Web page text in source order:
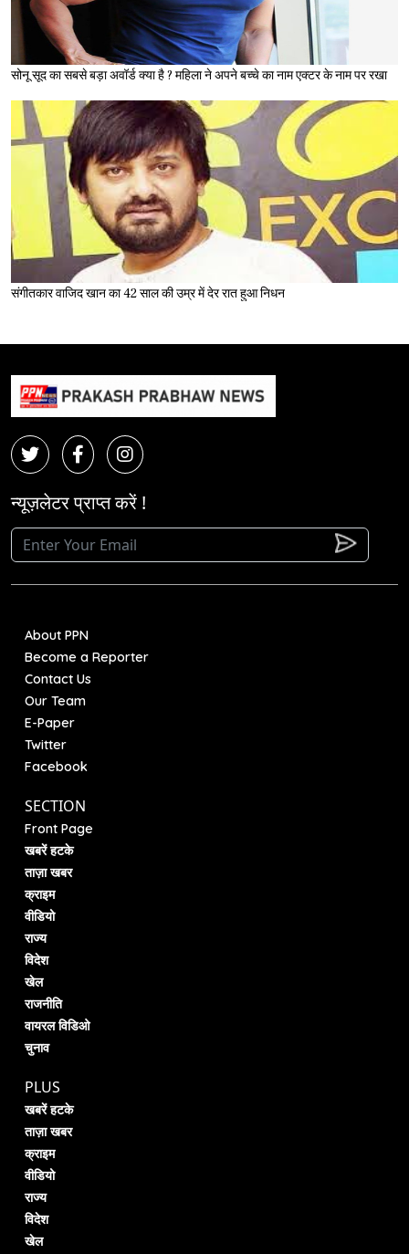
सोनू सूद का सबसे बड़ा अवॉर्ड क्या है ? महिला ने अपने बच्चे का नाम एक्टर के नाम पर रखा
संगीतकार वाजिद खान का 42 साल की उम्र में देर रात हुआ निधन
न्यूज़लेटर प्राप्त करें !
About PPN
Become a Reporter
Contact Us
Our Team
E-Paper
Twitter
Facebook
SECTION
Front Page
खबरें हटके
ताज़ा खबर
क्राइम
वीडियो
राज्य
विदेश
खेल
राजनीति
वायरल विडिओ
चुनाव
PLUS
खबरें हटके
ताज़ा खबर
क्राइम
वीडियो
राज्य
विदेश
खेल